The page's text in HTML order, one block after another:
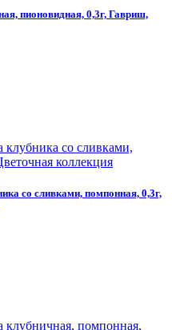
пионовидная, 0,3г, Гавриш,
со сливками, помпонная, 0,3г,